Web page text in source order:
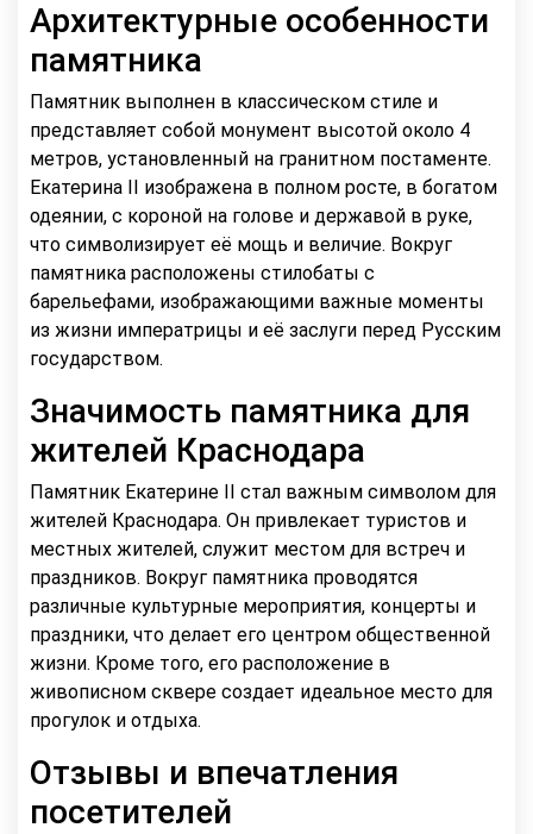
Архитектурные особенности
памятника
Памятник выполнен в классическом стиле и
представляет собой монумент высотой около 4
метров, установленный на гранитном постаменте.
Екатерина II изображена в полном росте, в богатом
одеянии, с короной на голове и державой в руке,
что символизирует её мощь и величие. Вокруг
памятника расположены стилобаты с
барельефами, изображающими важные моменты
из жизни императрицы и её заслуги перед Русским
государством.
Значимость памятника для
жителей Краснодара
Памятник Екатерине II стал важным символом для
жителей Краснодара. Он привлекает туристов и
местных жителей, служит местом для встреч и
праздников. Вокруг памятника проводятся
различные культурные мероприятия, концерты и
праздники, что делает его центром общественной
жизни. Кроме того, его расположение в
живописном сквере создает идеальное место для
прогулок и отдыха.
Отзывы и впечатления
посетителей